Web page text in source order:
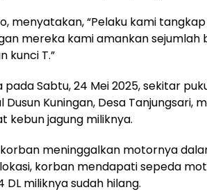
menyatakan, “Pelaku kami
mereka kami amankan sejumlah
kunci T.”
Sabtu, 24 Mei 2025, sekitar
Kuningan, Desa Tanjungsari,
kebun jagung miliknya.
meninggalkan motornya
korban mendapati sepeda
miliknya sudah hilang.